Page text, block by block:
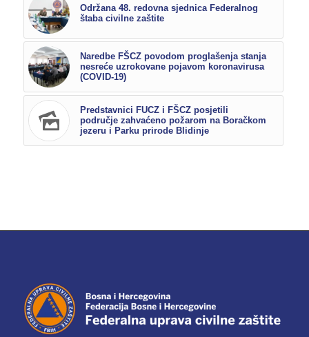
Održana 48. redovna sjednica Federalnog
štaba civilne zaštite
Naredbe FŠCZ povodom proglašenja stanja
nesreće uzrokovane pojavom koronavirusa
(COVID-19)
Predstavnici FUCZ i FŠCZ posjetili
područje zahvaćeno požarom na Boračkom
jezeru i Parku prirode Blidinje